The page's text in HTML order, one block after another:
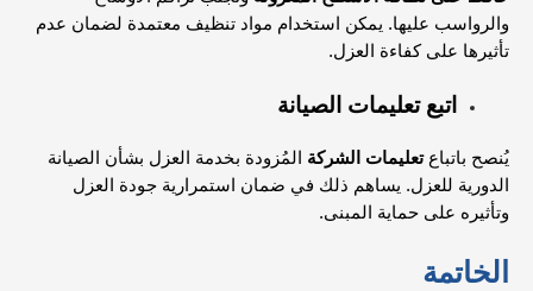
والرواسب عليها. يمكن استخدام مواد تنظيف معتمدة لضمان عدم
تأثيرها على كفاءة العزل.
اتبع تعليمات الصيانة
يُنصح باتباعتعليمات الشركة المُزودة بخدمة العزل بشأن الصيانة
الدورية للعزل. يساهم ذلك في ضمان استمرارية جودة العزل
وتأثيره على حماية المبنى.
الخاتمة